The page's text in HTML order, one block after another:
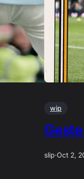
wip
slip·Oct 2,